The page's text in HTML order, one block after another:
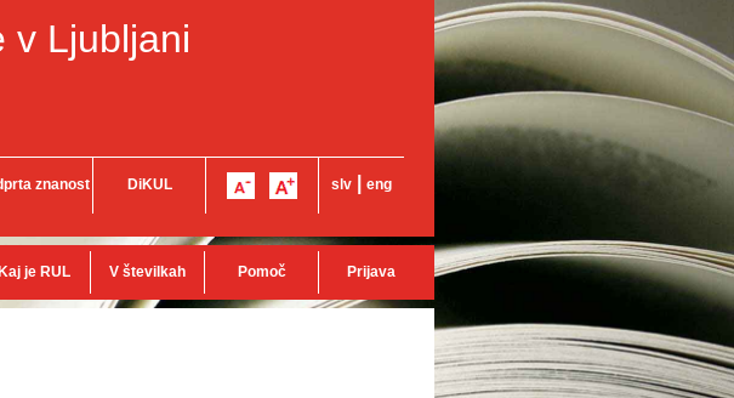
v Ljubljani
znanost DiKUL slv eng
Kaj je RUL V številkah Pomoč Prijava